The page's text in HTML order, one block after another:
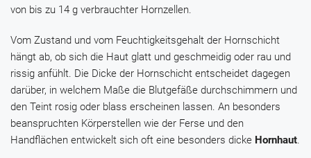
von bis zu 14 g verbrauchter Hornzellen.
Vom Zustand und vom Feuchtigkeitsgehalt der Hornschicht
hängt ab, ob sich die Haut glatt und geschmeidig oder rau und
rissig anfühlt. Die Dicke der Hornschicht entscheidet dagegen
darüber, in welchem Maße die Blutgefäße durchschimmern und
den Teint rosig oder blass erscheinen lassen. An besonders
beanspruchten Körperstellen wie der Ferse und den
Handflächen entwickelt sich oft eine besonders dicke Hornhaut.